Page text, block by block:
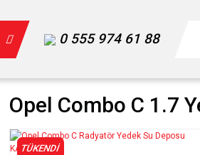
0 555 974 61 88
Opel Combo C 1.7
TÜKENDİ